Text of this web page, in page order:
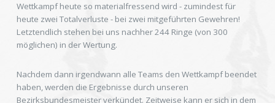
Wettkampf heute so materialfressend wird - zumindest für
heute zwei Totalverluste - bei zwei mitgeführten Gewehren!
Letztendlich stehen bei uns nachher 244 Ringe (von 300
möglichen) in der Wertung.
Nachdem dann irgendwann alle Teams den Wettkampf beendet
haben, werden die Ergebnisse durch unseren
Bezirksbundesmeister verkündet. Zeitweise kann er sich in dem